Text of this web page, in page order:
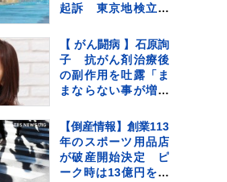
起訴 東京地検立川
【 がん闘病 】石原詢
子 抗がん剤治療後
の副作用を吐露「ま
まならない事が増え
【倒産情報】創業113
年のスポーツ用品店
が破産開始決定 ピ
ーク時は13億円を超